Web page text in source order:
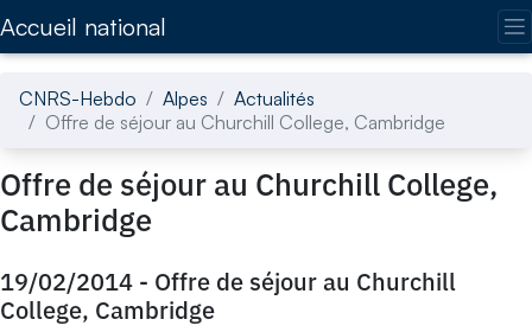
Accueil national
CNRS-Hebdo Alpes
Actualités
Offre de séjour au Churchill College, Cambridge
Offre de séjour au Churchill College,
Cambridge
19/02/2014 - Offre de séjour au Churchill
College, Cambridge